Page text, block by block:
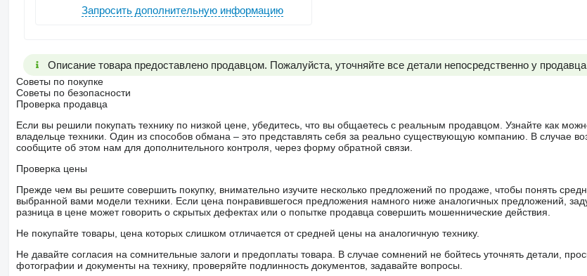
Запросить дополнительную информацию
Описание товара предоставлено продавцом. Пожалуйста, уточняйте все детали непосредственно у
Советы по покупке
Советы по безопасности
Проверка продавца
Если вы решили покупать технику по низкой цене, убедитесь, что вы общаетесь с реальным продавцом. Узнайте как
владельце техники. Один из способов обмана – это представлять себя за реально существующую компанию. В случае
сообщите об этом нам для дополнительного контроля, через форму обратной связи.
Проверка цены
Прежде чем вы решите совершить покупку, внимательно изучите несколько предложений по продаже, чтобы понять
выбранной вами модели техники. Если цена понравившегося предложения намного ниже аналогичных предложений,
разница в цене может говорить о скрытых дефектах или о попытке продавца совершить мошеннические действия.
Не покупайте товары, цена которых слишком отличается от средней цены на аналогичную технику.
Не давайте согласия на сомнительные залоги и предоплаты товара. В случае сомнений не бойтесь уточнять детали,
фотографии и документы на технику, проверяйте подлинность документов, задавайте вопросы.